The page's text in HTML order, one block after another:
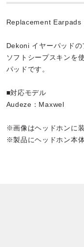
Replacement Earpads
Dekoni イヤーパッドの
ソフトシープスキンを
パッドです。
■対応モデル
Audeze：Maxwel
※画像はヘッドホンに
※製品にヘッドホン本